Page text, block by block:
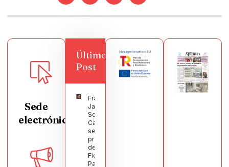
Sede
electrónica
Últimos
Post
Francisco
Javier
Segura
Castellanos
será el
pregonero
de las
Fiestas
Patronales